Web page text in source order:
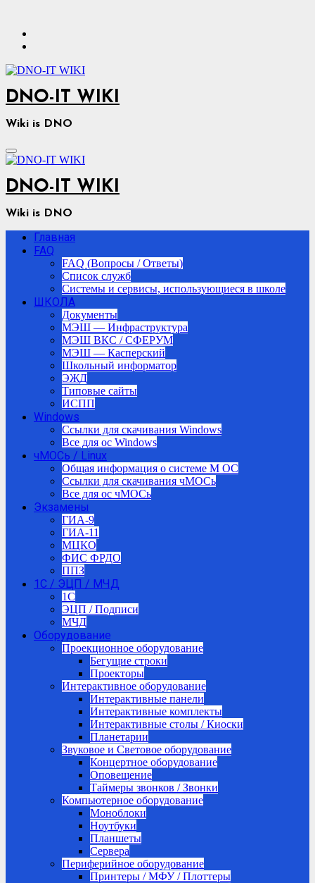
содержимому
DNO-IT WIKI
Wiki is DNO
DNO-IT WIKI
Wiki is DNO
Главная
FAQ
FAQ (Вопросы / Ответы)
Список служб
Системы и сервисы, использующиеся в школе
ШКОЛА
Документы
МЭШ — Инфраструктура
МЭШ ВКС / СФЕРУМ
МЭШ — Касперский
Школьный информатор
ЭЖД
Типовые сайты
ИСПП
Windows
Ссылки для скачивания Windows
Все для ос Windows
чМОСь / Linux
Общая информация о системе М ОС
Ссылки для скачивания чМОСь
Все для ос чМОСь
Экзамены
ГИА-9
ГИА-11
МЦКО
ФИС ФРДО
ППЗ
1С / ЭЦП / МЧД
1C
ЭЦП / Подписи
МЧД
Оборудование
Проекционное оборудование
Бегущие строки
Проекторы
Интерактивное оборудование
Интерактивные панели
Интерактивные комплекты
Интерактивные столы / Киоски
Планетарии
Звуковое и Световое оборудование
Концертное оборудование
Оповещение
Таймеры звонков / Звонки
Компьютерное оборудование
Моноблоки
Ноутбуки
Планшеты
Сервера
Периферийное оборудование
Принтеры / МФУ / Плоттеры